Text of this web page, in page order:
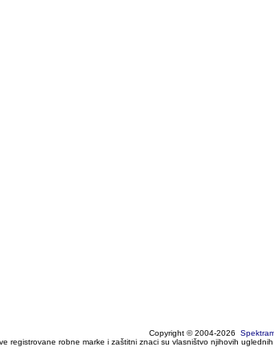
Copyright © 2004-2026
registrovane robne marke i zaštitni znaci su vlasništvo njihovih